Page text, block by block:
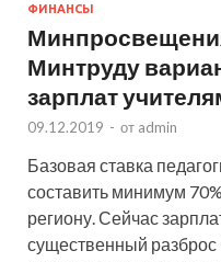
ФИНАНСЫ
Минтруду
зарплат
09.12.2019 - от admin
Базовая ставка
составить минимум
региону. Сейчас
существенный